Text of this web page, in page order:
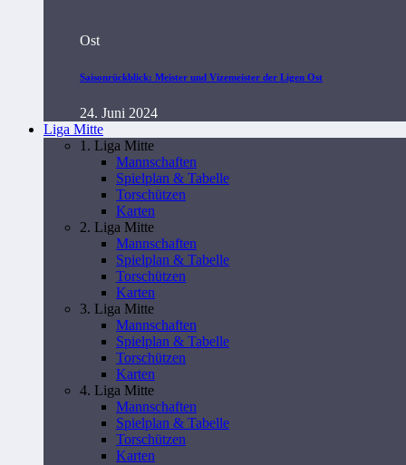
Ost
Saisonrückblick: Meister und Vizemeister der Ligen Ost
24. Juni 2024
Liga Mitte
1. Liga Mitte
Mannschaften
Spielplan & Tabelle
Torschützen
Karten
2. Liga Mitte
Mannschaften
Spielplan & Tabelle
Torschützen
Karten
3. Liga Mitte
Mannschaften
Spielplan & Tabelle
Torschützen
Karten
4. Liga Mitte
Mannschaften
Spielplan & Tabelle
Torschützen
Karten